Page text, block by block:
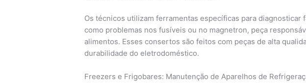
Os técnicos utilizam ferramentas específicas para diagnosticar
como problemas nos fusíveis ou no magnetron, peça
alimentos. Esses consertos são feitos com peças de alta
durabilidade do eletrodoméstico.
Freezers e Frigobares: Manutenção de Aparelhos de